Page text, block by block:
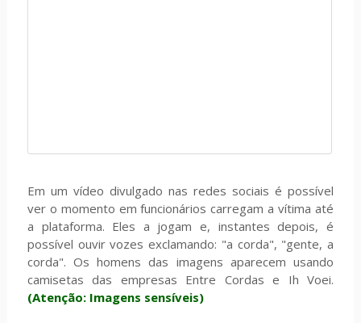
Em um vídeo divulgado nas redes sociais é possível
ver o momento em funcionários carregam a vítima até
a plataforma. Eles a jogam e, instantes depois, é
possível ouvir vozes exclamando: "a corda", "gente, a
corda". Os homens das imagens aparecem usando
camisetas das empresas Entre Cordas e Ih Voei.
(Atenção: Imagens sensíveis)